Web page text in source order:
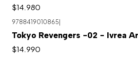
$14.980
9788419010865|
Tokyo Revengers -02 - Ivrea
$14.990